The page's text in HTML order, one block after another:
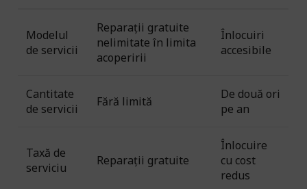
Modelul
de servicii
Reparații gratuite
nelimitate în limita
acoperirii
Înlocuiri
accesibile
Cantitate
de servicii
Fără limită
De două ori
pe an
Taxă de
serviciu
Reparații gratuite
Înlocuire
cu cost
redus